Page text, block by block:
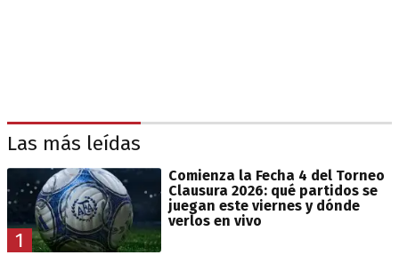
Las más leídas
1
Comienza la Fecha 4 del Torneo
Clausura 2026: qué partidos se
juegan este viernes y dónde
verlos en vivo